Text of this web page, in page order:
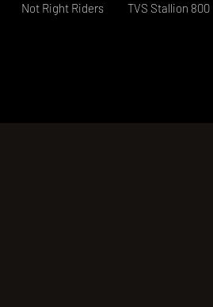
Not Right Riders TVS Stallion 800